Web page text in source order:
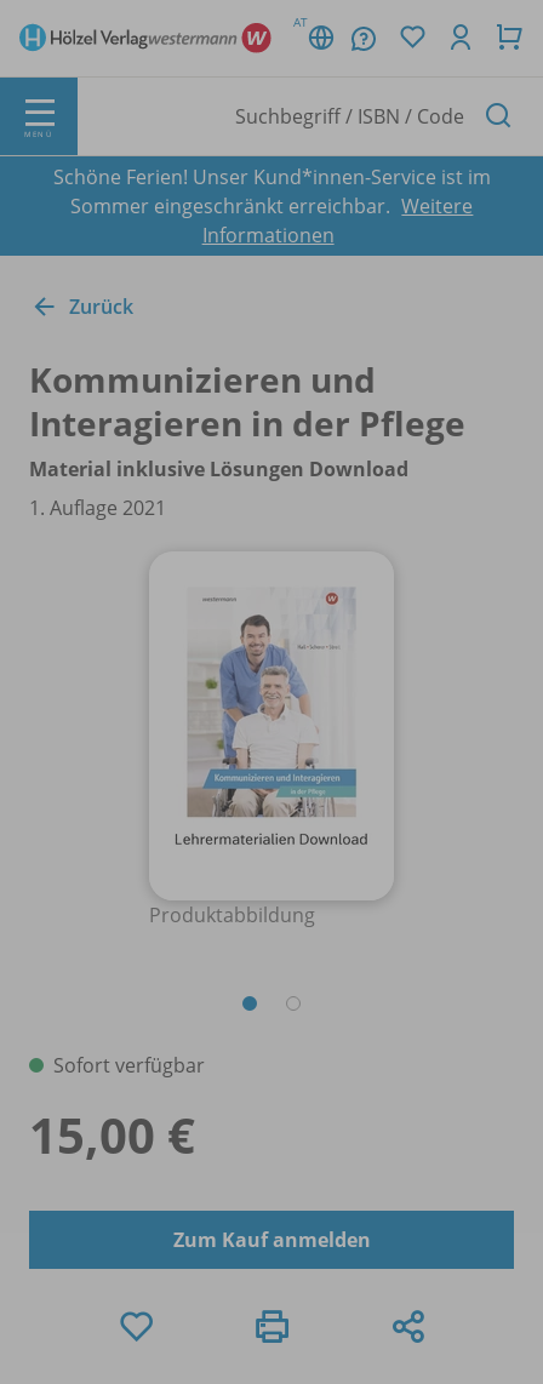
AT
MENÜ
Schöne Ferien! Unser Kund*innen-Service ist im
Sommer eingeschränkt erreichbar. Weitere
Informationen
Zurück
Kommunizieren und
Interagieren in der Pflege
Material inklusive Lösungen Download
1. Auflage 2021
Produktabbildung
Sofort verfügbar
15,00 €
Zum Kauf anmelden